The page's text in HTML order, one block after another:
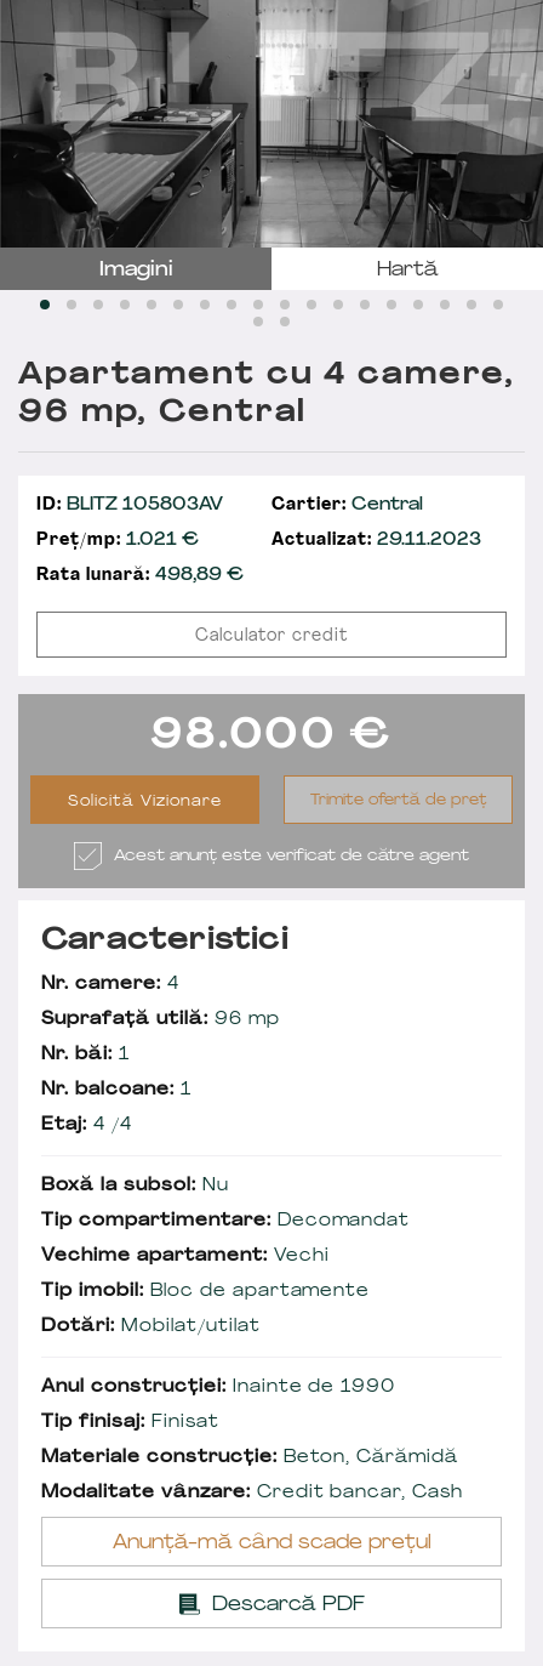
Imagini Hartă
Apartament cu 4 camere,
96 mp, Central
ID: BLITZ 105803AV Cartier: Central
Preț/mp: 1.021 € Actualizat: 29.11.2023
Rata lunară: 498,89€
Calculator credit
98.000 €
Solicită Vizionare Trimite ofertă de preț
Acest anunț este verificat de către agent
Caracteristici
Nr. camere: 4
Suprafață utilă: 96 mp
Nr. băi: 1
Nr. balcoane: 1
Etaj: 4 /4
Boxă la subsol: Nu
Tip compartimentare: Decomandat
Vechime apartament: Vechi
Tip imobil: Bloc de apartamente
Dotări: Mobilat/utilat
Anul construcției: Inainte de 1990
Tip finisaj: Finisat
Materiale construcție: Beton, Cărămidă
Modalitate vânzare: Credit bancar, Cash
Anunță-mă când scade prețul
Descarcă PDF